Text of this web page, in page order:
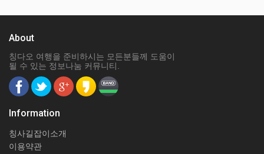
About
칭다오 여행을 준비하시는 모든분들께 도움이
될 수 있는 정보나눔 커뮤니티.
Information
칭사길잡이소개
이용약관